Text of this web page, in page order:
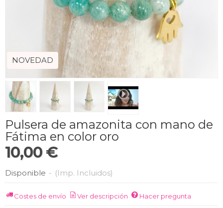
NOVEDAD
Pulsera de amazonita con mano de
Fátima en color oro
10,00 €
Disponible - (Imp. Incluidos)
Costes de envío Ver descripción Hacer pregunta